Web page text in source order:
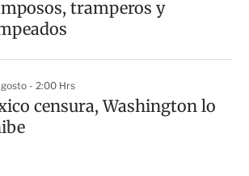
tramperos y
- 2:00 Hrs
censura, Washington lo